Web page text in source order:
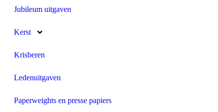
Jubileum uitgaven
Kerst
Krisberen
Ledenuitgaven
Paperweights en presse papiers